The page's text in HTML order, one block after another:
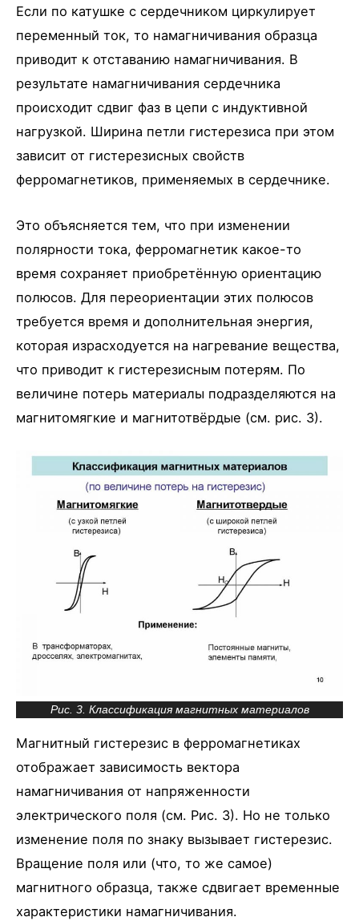
Если по катушке с сердечником циркулирует
переменный ток, то намагничивания образца
приводит к отставанию намагничивания. В
результате намагничивания сердечника
происходит сдвиг фаз в цепи с индуктивной
нагрузкой. Ширина петли гистерезиса при этом
зависит от гистерезисных свойств
ферромагнетиков, применяемых в сердечнике.
Это объясняется тем, что при изменении
полярности тока, ферромагнетик какое-то
время сохраняет приобретённую ориентацию
полюсов. Для переориентации этих полюсов
требуется время и дополнительная энергия,
которая израсходуется на нагревание вещества,
что приводит к гистерезисным потерям. По
величине потерь материалы подразделяются на
магнитомягкие и магнитотвёрдые (см. рис. 3).
Рис. 3. Классификация магнитных материалов
Магнитный гистерезис в ферромагнетиках
отображает зависимость вектора
намагничивания от напряженности
электрического поля (см. Рис. 3). Но не только
изменение поля по знаку вызывает гистерезис.
Вращение поля или (что, то же самое)
магнитного образца, также сдвигает временные
характеристики намагничивания.